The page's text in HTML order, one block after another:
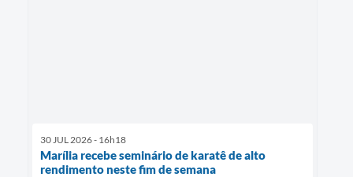
30 JUL 2026 - 16h18
Marília recebe seminário de karatê de alto
rendimento neste fim de semana